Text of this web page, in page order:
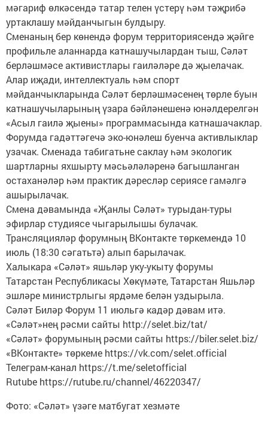
мәгариф өлкәсендә татар телен үстерү һәм тәҗрибә
уртаклашу мәйданчыгын булдыру.
Сменаның бер көнендә форум территориясендә җәйге
профильле аланнарда катнашучылардан тыш, Сәләт
берләшмәсе активистлары гаиләләре дә җыелачак.
Алар иҗади, интеллектуаль һәм спорт
мәйданчыкларында Сәләт берләшмәсенең төрле буын
катнашучыларының үзара бәйләнешенә юнәлдерелгән
«Асыл гаилә җыены» программасында катнашачаклар.
Форумда гадәттәгечә эко-юнәлеш буенча активлыклар
узачак. Сменада табигатьне саклау һәм экологик
шартларны яхшырту мәсьәләләренә багышланган
остаханәләр һәм практик дәресләр сериясе гамәлгә
ашырылачак.
Смена дәвамында «Җанлы Сәләт» турыдан-туры
эфирлар студиясе чыгарылышы булачак.
Трансляцияләр форумның ВКонтакте төркемендә 10
июль (18:30 сәгатьтә) алып барылачак.
Халыкара «Сәләт» яшьләр уку-укыту форумы
Татарстан Республикасы Хөкүмәте, Татарстан Яшьләр
эшләре министрлыгы ярдәме белән уздырыла.
Сәләт Биләр Форум 11 июльгә кадәр дәвам итә.
«Сәләт»нең рәсми сайты http://selet.biz/tat/
«Сәләт» форумының рәсми сайты https://biler.selet.biz/
«ВКонтакте» төркеме https://vk.com/selet.official
Телеграм-канал https://t.me/seletofficial
Rutube https://rutube.ru/channel/46220347/
Фото: «Сәләт» үзәге матбугат хезмәте